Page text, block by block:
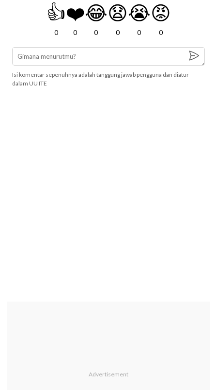
👍
0
❤️
0
😂
0
😧
0
😭
0
😡
0
Isi komentar sepenuhnya adalah tanggung jawab pengguna dan diatur
dalam UU ITE